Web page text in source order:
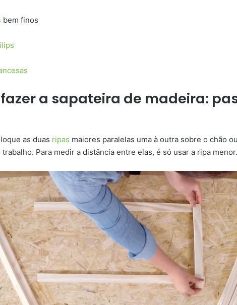
bem finos
a sapateira de madeira:
as duas ripas maiores paralelas uma à outra sobre o chão
trabalho. Para medir a distância entre elas, é só usar a ripa menor.